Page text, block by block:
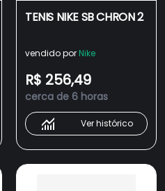
TENIS NIKE SB CHRON 2
vendido por Nike
R$ 256,49
cerca de 6 horas
Ver histórico